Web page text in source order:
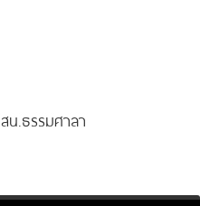
สน.ธรรมศาลา